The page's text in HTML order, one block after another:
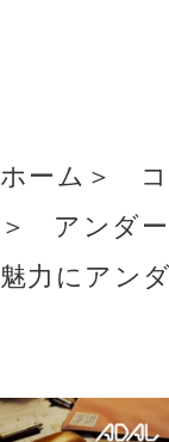
ホーム
アンダ
魅力にアン